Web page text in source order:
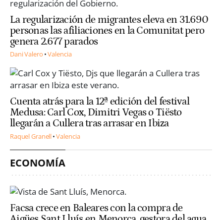
La regularización de migrantes eleva en 31.690
personas las afiliaciones en la Comunitat pero
genera 2.677 parados
Dani Valero Valencia
Cuenta atrás para la 12ª edición del festival
Medusa: Carl Cox, Dimitri Vegas o Tiësto
llegarán a Cullera tras arrasar en Ibiza
Raquel Granell Valencia
ECONOMÍA
Facsa crece en Baleares con la compra de